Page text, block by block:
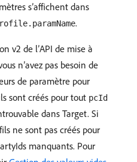
s’affichent dans
.
v2 de l’API de mise à
n’avez pas besoin de
de paramètre pour
sont créés pour tout pcId
dans Target. Si
ne sont pas créés pour
manquants. Pour